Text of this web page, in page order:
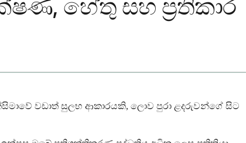
හේතු සහ ප්‍රතිකාර
වඩාත් සුලභ ආකාරයකි, ලොව පුරා ළදරුවන්ගේ සිට